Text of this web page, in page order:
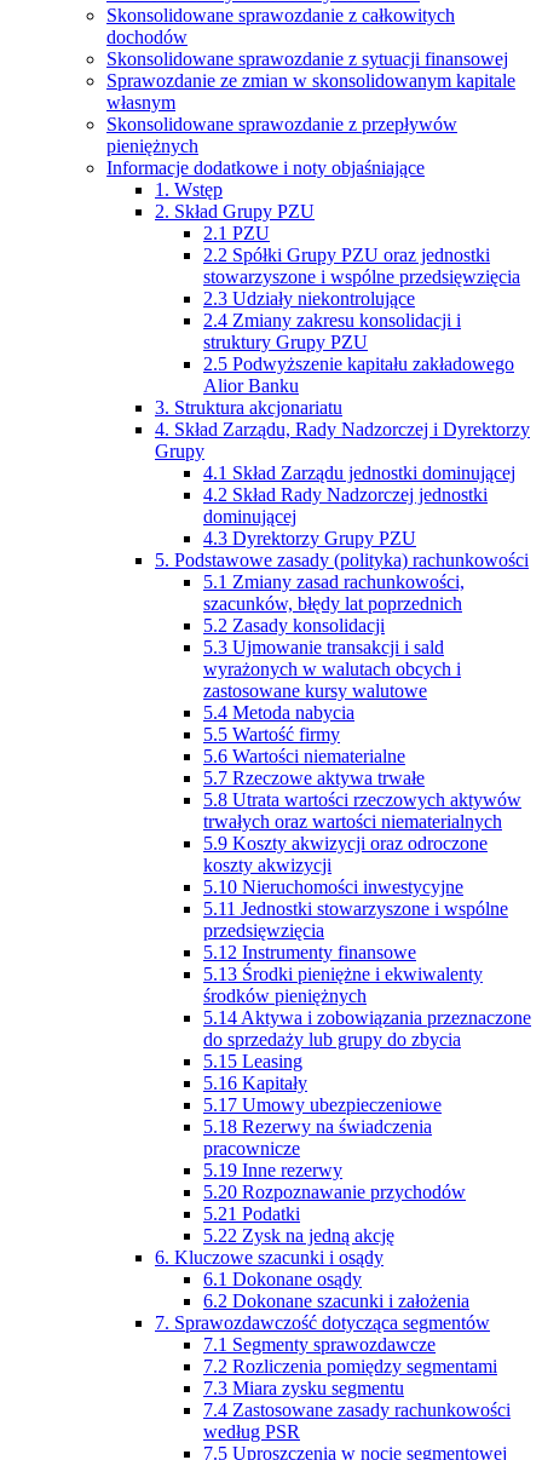
Skonsolidowane sprawozdanie z całkowitych
dochodów
Skonsolidowane sprawozdanie z sytuacji finansowej
Sprawozdanie ze zmian w skonsolidowanym kapitale
własnym
Skonsolidowane sprawozdanie z przepływów
pieniężnych
Informacje dodatkowe i noty objaśniające
1. Wstęp
2. Skład Grupy PZU
2.1 PZU
2.2 Spółki Grupy PZU oraz jednostki
stowarzyszone i wspólne przedsięwzięcia
2.3 Udziały niekontrolujące
2.4 Zmiany zakresu konsolidacji i
struktury Grupy PZU
2.5 Podwyższenie kapitału zakładowego
Alior Banku
3. Struktura akcjonariatu
4. Skład Zarządu, Rady Nadzorczej i Dyrektorzy
Grupy
4.1 Skład Zarządu jednostki dominującej
4.2 Skład Rady Nadzorczej jednostki
dominującej
4.3 Dyrektorzy Grupy PZU
5. Podstawowe zasady (polityka) rachunkowości
5.1 Zmiany zasad rachunkowości,
szacunków, błędy lat poprzednich
5.2 Zasady konsolidacji
5.3 Ujmowanie transakcji i sald
wyrażonych w walutach obcych i
zastosowane kursy walutowe
5.4 Metoda nabycia
5.5 Wartość firmy
5.6 Wartości niematerialne
5.7 Rzeczowe aktywa trwałe
5.8 Utrata wartości rzeczowych aktywów
trwałych oraz wartości niematerialnych
5.9 Koszty akwizycji oraz odroczone
koszty akwizycji
5.10 Nieruchomości inwestycyjne
5.11 Jednostki stowarzyszone i wspólne
przedsięwzięcia
5.12 Instrumenty finansowe
5.13 Środki pieniężne i ekwiwalenty
środków pieniężnych
5.14 Aktywa i zobowiązania przeznaczone
do sprzedaży lub grupy do zbycia
5.15 Leasing
5.16 Kapitały
5.17 Umowy ubezpieczeniowe
5.18 Rezerwy na świadczenia
pracownicze
5.19 Inne rezerwy
5.20 Rozpoznawanie przychodów
5.21 Podatki
5.22 Zysk na jedną akcję
6. Kluczowe szacunki i osądy
6.1 Dokonane osądy
6.2 Dokonane szacunki i założenia
7. Sprawozdawczość dotycząca segmentów
7.1 Segmenty sprawozdawcze
7.2 Rozliczenia pomiędzy segmentami
7.3 Miara zysku segmentu
7.4 Zastosowane zasady rachunkowości
według PSR
7.5 Uproszczenia w nocie segmentowej